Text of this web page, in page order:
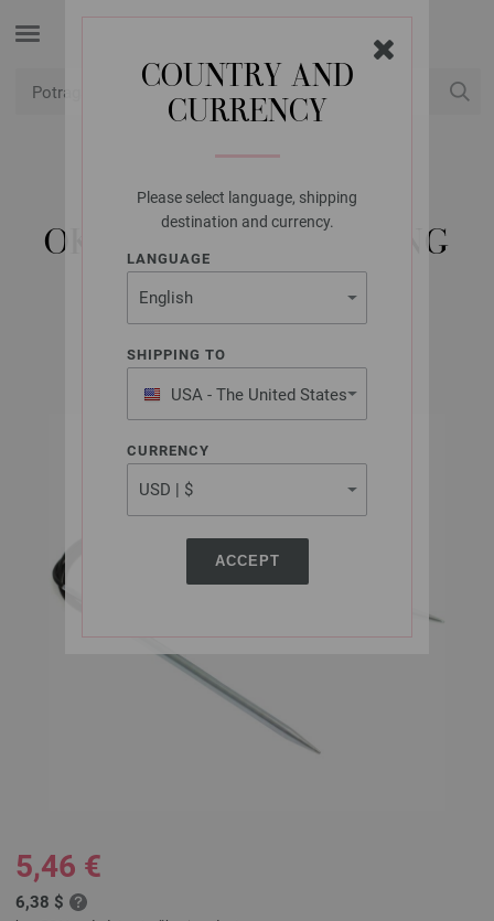
COUNTRY AND
CURRENCY
Please select language, shipping
destination and currency.
LANGUAGE
SHIPPING TO
USA - The United States
of America
CURRENCY
ACCEPT
LANA GROSSA
OKRUGLA IGLA MESING
4,5/100CM
5,46 €
6,38 $